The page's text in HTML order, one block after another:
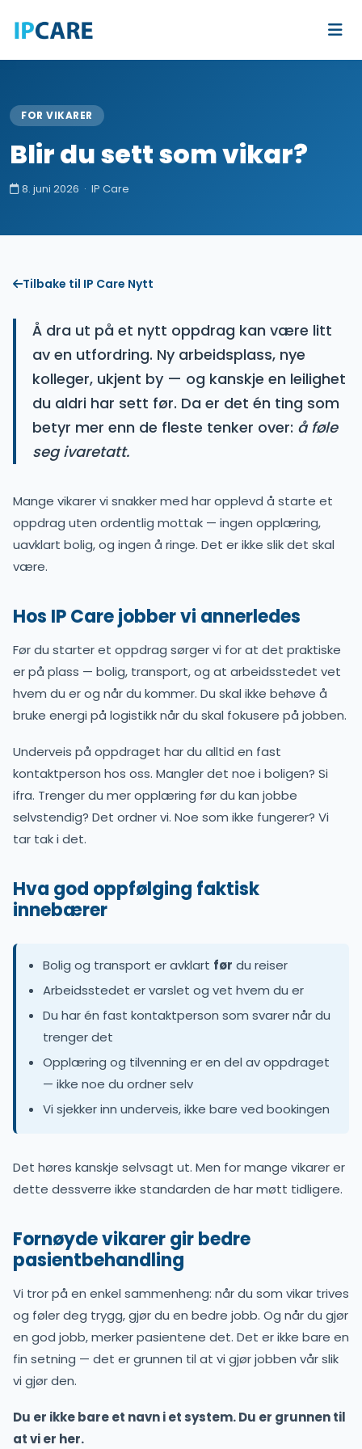
FOR VIKARER
Blir du sett som vikar?
8. juni 2026 · IP Care
Tilbake til IP Care Nytt
Å dra ut på et nytt oppdrag kan være litt
av en utfordring. Ny arbeidsplass, nye
kolleger, ukjent by — og kanskje en leilighet
du aldri har sett før. Da er det én ting som
betyr mer enn de fleste tenker over: å føle
seg ivaretatt.
Mange vikarer vi snakker med har opplevd å starte et
oppdrag uten ordentlig mottak — ingen opplæring,
uavklart bolig, og ingen å ringe. Det er ikke slik det skal
være.
Hos IP Care jobber vi annerledes
Før du starter et oppdrag sørger vi for at det praktiske
er på plass — bolig, transport, og at arbeidsstedet vet
hvem du er og når du kommer. Du skal ikke behøve å
bruke energi på logistikk når du skal fokusere på jobben.
Underveis på oppdraget har du alltid en fast
kontaktperson hos oss. Mangler det noe i boligen? Si
ifra. Trenger du mer opplæring før du kan jobbe
selvstendig? Det ordner vi. Noe som ikke fungerer? Vi
tar tak i det.
Hva god oppfølging faktisk
innebærer
Bolig og transport er avklart før du reiser
Arbeidsstedet er varslet og vet hvem du er
Du har én fast kontaktperson som svarer når du
trenger det
Opplæring og tilvenning er en del av oppdraget
— ikke noe du ordner selv
Vi sjekker inn underveis, ikke bare ved bookingen
Det høres kanskje selvsagt ut. Men for mange vikarer er
dette dessverre ikke standarden de har møtt tidligere.
Fornøyde vikarer gir bedre
pasientbehandling
Vi tror på en enkel sammenheng: når du som vikar trives
og føler deg trygg, gjør du en bedre jobb. Og når du gjør
en god jobb, merker pasientene det. Det er ikke bare en
fin setning — det er grunnen til at vi gjør jobben vår slik
vi gjør den.
Du er ikke bare et navn i et system. Du er grunnen til
at vi er her.